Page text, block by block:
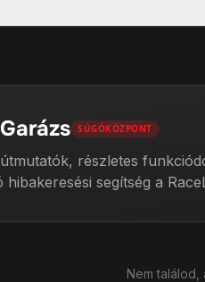
SÚGÓKÖZPONT
részletes
hibakeresési segítség a
Nem találod,